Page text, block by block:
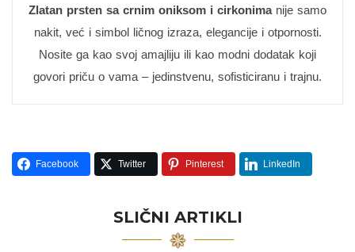
Zlatan prsten sa crnim oniksom i cirkonimanije samo
nakit, već i simbol ličnog izraza, elegancije i otpornosti.
Nosite ga kao svoj amajliju ili kao modni dodatak koji
govori priču o vama – jedinstvenu, sofisticiranu i trajnu.
Facebook Twitter Pinterest LinkedIn
SLIČNI ARTIKLI